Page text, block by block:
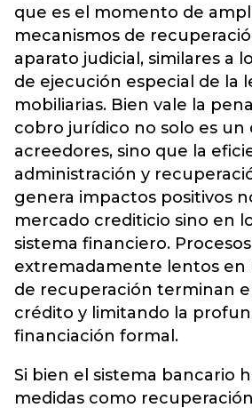
que es el momento de
mecanismos de
aparato judicial, similares a
de ejecución especial de la
mobiliarias. Bien vale la
cobro jurídico no solo es un
acreedores, sino que la
administración y
genera impactos positivos
mercado crediticio sino en
sistema financiero. Procesos
extremadamente lentos en
de recuperación terminan
crédito y limitando la
financiación formal.
Si bien el sistema bancario
medidas como